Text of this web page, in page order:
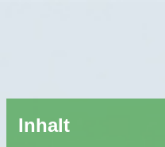
Inhalt